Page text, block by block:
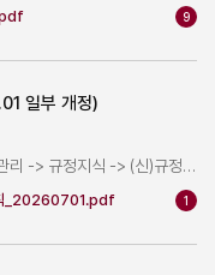
9
일부 개정)
※ 최신 규정 확인: Portal.korea.ac.kr -> 지식관리 -> 규정지식 -> (신)규정/학칙 -> 로그인 -> 검색어에 대학원학칙 일반대학원 시행세칙 입력 후 검색
_20260701.pdf 1